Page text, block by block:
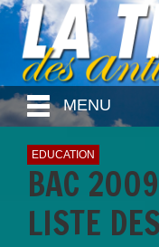
MENU
EDUCATION
BAC
LISTE